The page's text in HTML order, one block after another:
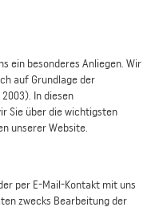
ein besonderes Anliegen. Wir
auf Grundlage der
2003). In diesen
Sie über die wichtigsten
unserer Website.
per E-Mail-Kontakt mit uns
zwecks Bearbeitung der